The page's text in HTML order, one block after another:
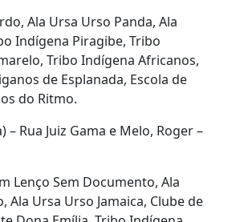
Ala Ursa Urso Panda, Ala
Indígena Piragibe, Tribo
Tribo Indígena Africanos,
de Esplanada, Escola de
do Ritmo.
– Rua Juiz Gama e Melo, Roger –
Lenço Sem Documento, Ala
Ala Ursa Urso Jamaica, Clube de